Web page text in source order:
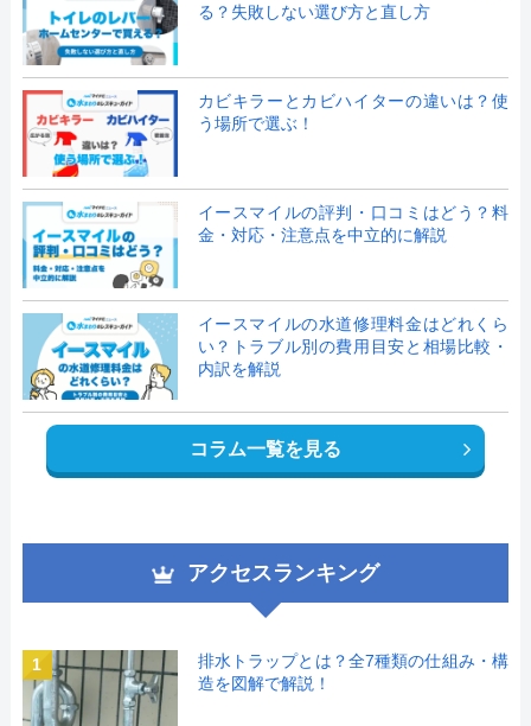
る？失敗しない選び方と直し方
カビキラーとカビハイターの違いは？使
う場所で選ぶ！
イースマイルの評判・口コミはどう？料
金・対応・注意点を中立的に解説
イースマイルの水道修理料金はどれくら
い？トラブル別の費用目安と相場比較・
内訳を解説
コラム一覧を見る
アクセスランキング
1
排水トラップとは？全7種類の仕組み・構
造を図解で解説！